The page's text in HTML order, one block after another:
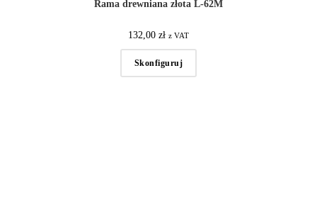
Rama drewniana złota L-62M
132,00 zł z VAT
Skonfiguruj